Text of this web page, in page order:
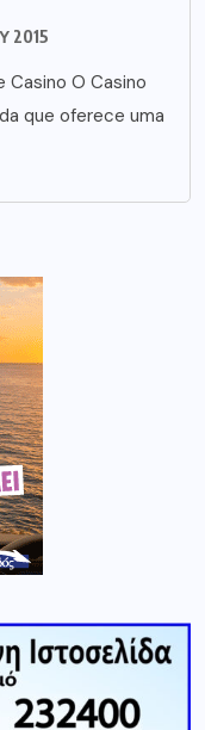
2015
Casino O Casino
que oferece uma